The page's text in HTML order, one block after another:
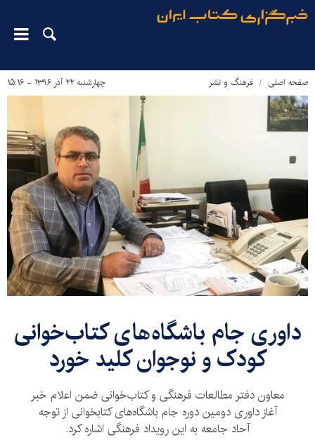
صفحه اصلی فرهنگ و نشر چهارشنبه ۲۲ آذر ۱۳۹۶ - ۱۵:۱۶
داوری جام باشگاه‌های کتاب‌خوانی
کودک و نوجوان کلید خورد
معاون دفتر مطالعات فرهنگی و کتاب‌خوانی ضمن اعلام خبر
آغاز داوری دومین دوره جام باشگاه‌های کتابخوانی از توجه
آحاد جامعه به این رویداد فرهنگی اشاره کرد.